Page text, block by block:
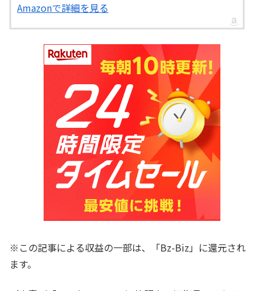
Amazonで詳細を見る
※この記事による収益の一部は、「Bz-Biz」に還元され
ます。